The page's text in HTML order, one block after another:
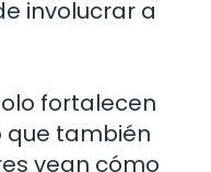
involucrar a
fortalecen
que también
vean cómo